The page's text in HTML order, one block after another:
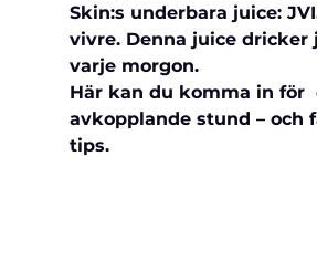
Skin:s underbara juice:
vivre. Denna juice dricker
varje morgon.
Här kan du komma in för
avkopplande stund – och
tips.